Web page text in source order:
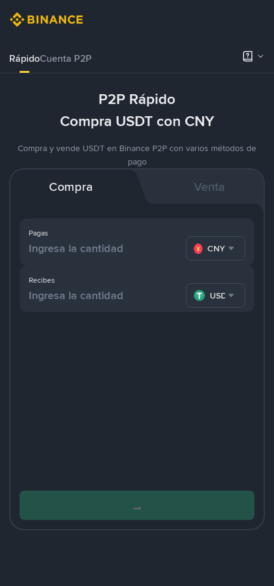
RápidoCuenta P2P
P2P Rápido
Compra USDT con CNY
Compra y vende USDT en Binance P2P con varios métodos de
pago
Compra Venta
Pagas
CNY
Recibes
USDT